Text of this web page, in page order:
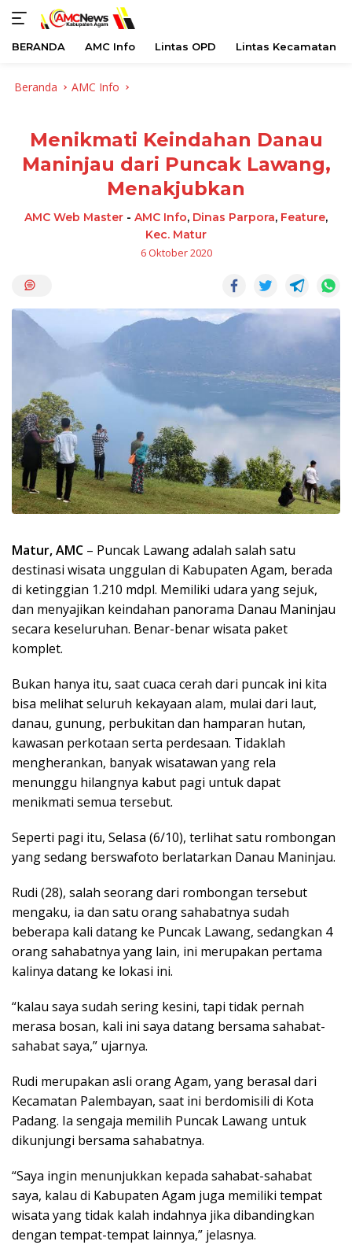
BERANDA AMC Info Lintas OPD Lintas Kecamatan
Beranda AMC Info
Menikmati Keindahan Danau
Maninjau dari Puncak Lawang,
Menakjubkan
AMC Web Master - AMC Info, Dinas Parpora, Feature,
Kec. Matur
6 Oktober 2020
Matur, AMC – Puncak Lawang adalah salah satu
destinasi wisata unggulan di Kabupaten Agam, berada
di ketinggian 1.210 mdpl. Memiliki udara yang sejuk,
dan menyajikan keindahan panorama Danau Maninjau
secara keseluruhan. Benar-benar wisata paket
komplet.
Bukan hanya itu, saat cuaca cerah dari puncak ini kita
bisa melihat seluruh kekayaan alam, mulai dari laut,
danau, gunung, perbukitan dan hamparan hutan,
kawasan perkotaan serta perdesaan. Tidaklah
mengherankan, banyak wisatawan yang rela
menunggu hilangnya kabut pagi untuk dapat
menikmati semua tersebut.
Seperti pagi itu, Selasa (6/10), terlihat satu rombongan
yang sedang berswafoto berlatarkan Danau Maninjau.
Rudi (28), salah seorang dari rombongan tersebut
mengaku, ia dan satu orang sahabatnya sudah
beberapa kali datang ke Puncak Lawang, sedangkan 4
orang sahabatnya yang lain, ini merupakan pertama
kalinya datang ke lokasi ini.
“kalau saya sudah sering kesini, tapi tidak pernah
merasa bosan, kali ini saya datang bersama sahabat-
sahabat saya,” ujarnya.
Rudi merupakan asli orang Agam, yang berasal dari
Kecamatan Palembayan, saat ini berdomisili di Kota
Padang. Ia sengaja memilih Puncak Lawang untuk
dikunjungi bersama sahabatnya.
“Saya ingin menunjukkan kepada sahabat-sahabat
saya, kalau di Kabupaten Agam juga memiliki tempat
wisata yang tidak kalah indahnya jika dibandingkan
dengan tempat-tempat lainnya,” jelasnya.